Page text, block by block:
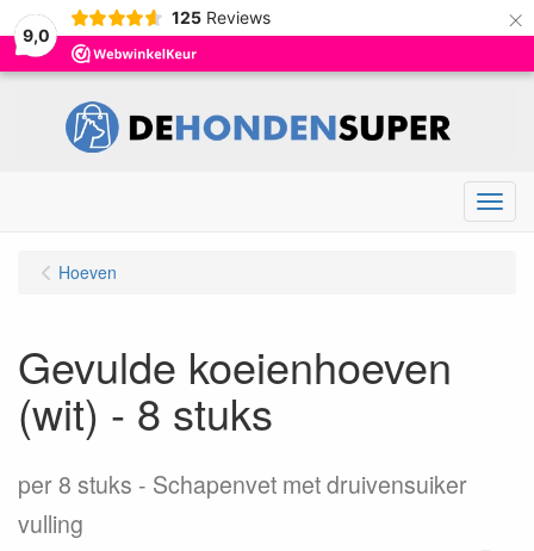
9,0
125 Reviews ×
Menu
Hoeven
Gevulde koeienhoeven
(wit) - 8 stuks
per 8 stuks
Schapenvet met druivensuiker
vulling